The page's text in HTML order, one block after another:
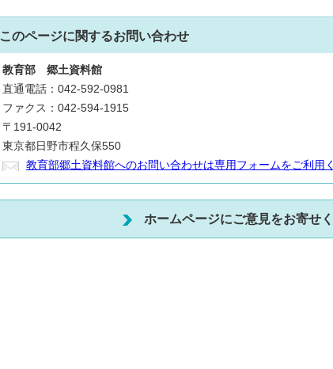
このページに関するお問い合わせ
教育部 郷土資料館
直通電話：042-592-0981
ファクス：042-594-1915
〒191-0042
東京都日野市程久保550
教育部郷土資料館へのお問い合わせは専用フォームをご利用
ホームページにご意見をお寄せ